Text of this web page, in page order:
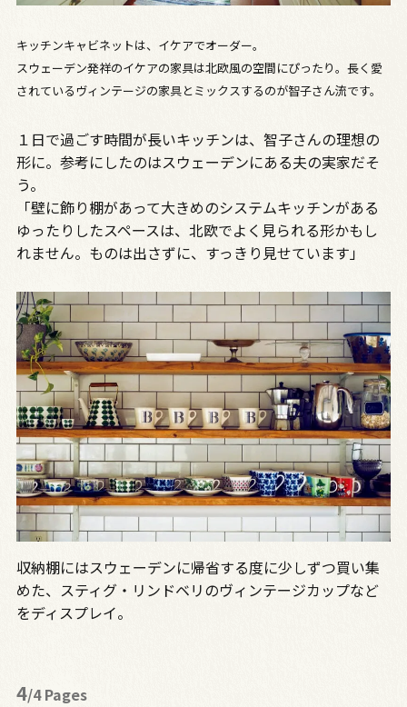
キッチンキャビネットは、イケアでオーダー。
スウェーデン発祥のイケアの家具は北欧風の空間にぴったり。長く愛
されているヴィンテージの家具とミックスするのが智子さん流です。
１日で過ごす時間が長いキッチンは、智子さんの理想の
形に。参考にしたのはスウェーデンにある夫の実家だそ
う。
「壁に飾り棚があって大きめのシステムキッチンがある
ゆったりしたスペースは、北欧でよく見られる形かもし
れません。ものは出さずに、すっきり見せています」
収納棚にはスウェーデンに帰省する度に少しずつ買い集
めた、スティグ・リンドベリのヴィンテージカップなど
をディスプレイ。
4/4 Pages